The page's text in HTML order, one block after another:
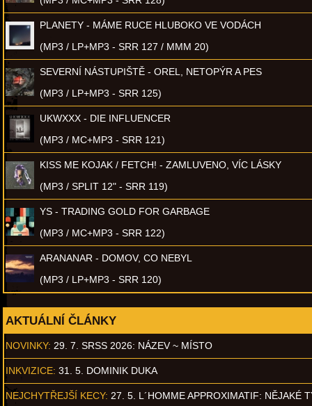
PLANETY - MÁME RUCE HLUBOKO VE VODÁCH
(MP3 / LP+MP3 - SRR 127 / MMM 20)
SEVERNÍ NÁSTUPIŠTĚ - OREL, NETOPÝR A PES
(MP3 / LP+MP3 - SRR 125)
UKWXXX - DIE INFLUENCER
(MP3 / MC+MP3 - SRR 121)
KISS ME KOJAK / FETCH! - ZAMLUVENO, VÍC LÁSKY
(MP3 / SPLIT 12" - SRR 119)
YS - TRADING GOLD FOR GARBAGE
(MP3 / MC+MP3 - SRR 122)
ARANANAR - DOMOV, CO NEBYL
(MP3 / LP+MP3 - SRR 120)
AKTUÁLNÍ ČLÁNKY
NOVINKY: 29. 7. SRSS 2026: NÁZEV ~ MÍSTO
INKVIZICE: 31. 5. DOMINIK DUKA
NEJCHYTŘEJŠÍ KECY: 27. 5. L´HOMME APPROXIMATIF: NĚJAKÉ